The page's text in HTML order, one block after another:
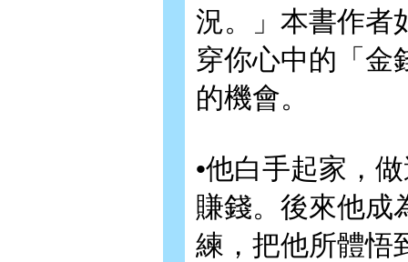
況。」本書作者
穿你心中的「金
的機會。
•他白手起家，
賺錢。後來他成
練，把他所體悟